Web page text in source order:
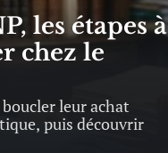
les étapes à
chez le
leur achat
puis découvrir